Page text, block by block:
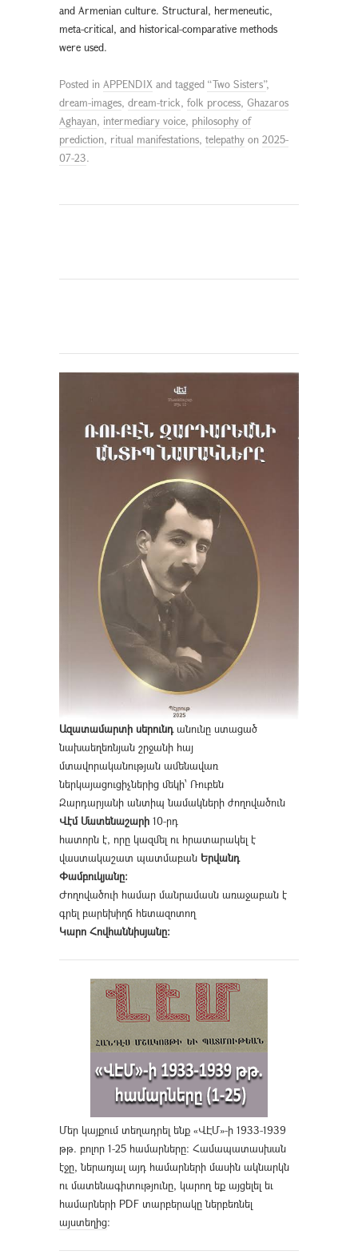
and Armenian culture. Structural, hermeneutic,
meta-critical, and historical-comparative methods
were used.
Posted in APPENDIX and tagged “Two Sisters”,
dream-images, dream-trick, folk process, Ghazaros
Aghayan, intermediary voice, philosophy of
prediction, ritual manifestations, telepathy on 2025-
07-23.
Ազատամարտի սերունդանունը ստացած
նախաեղեռնյան շրջանի հայ
մտավորականության ամենավառ
ներկայացուցիչներից մեկի՝ Ռուբեն
Զարդարյանի անտիպ նամակների ժողովածուն
Վէմ Մատենաշարի 10-րդ
հատորն է, որը կազմել ու հրատարակել է
վաստակաշատ պատմաբան Երվանդ
Փամբուկյանը։
Ժողովածուի համար մանրամասն առաջաբան է
գրել բարեխիղճ հետազոտող
Կարո Հովհաննիսյանը։
Մեր կայքում տեղադրել ենք «ՎԷՄ»-ի 1933-1939
թթ. բոլոր 1-25 համարները։ Համապատասխան
էջը, ներառյալ այդ համարների մասին ակնարկն
ու մատենագիտությունը, կարող եք այցելել եւ
համարների PDF տարբերակը ներբեռնել
այստեղից։